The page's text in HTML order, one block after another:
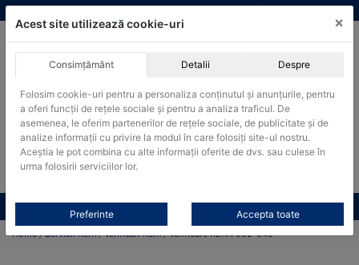
Skip
to
Produsele pot fi achizitionate si in sistemul SEAP / SICAP
Products
search
CAUTARE
Toate produsele CONTACT
Home/Servicii Kern/Verificari Kern/ Verificare KERN 952-645
Acest site utilizează cookie-uri ×
Consimțământ Detalii Despre
Folosim cookie-uri pentru a personaliza conținutul și anunțurile, pentru
a oferi funcții de rețele sociale și pentru a analiza traficul. De
asemenea, le oferim partenerilor de rețele sociale, de publicitate și de
analize informații cu privire la modul în care folosiți site-ul nostru.
Aceștia le pot combina cu alte informații oferite de dvs. sau culese în
urma folosirii serviciilor lor.
Preferinte Accepta toate